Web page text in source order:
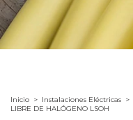
Inicio > Instalaciones Eléctricas >
LIBRE DE HALÓGENO LSOH